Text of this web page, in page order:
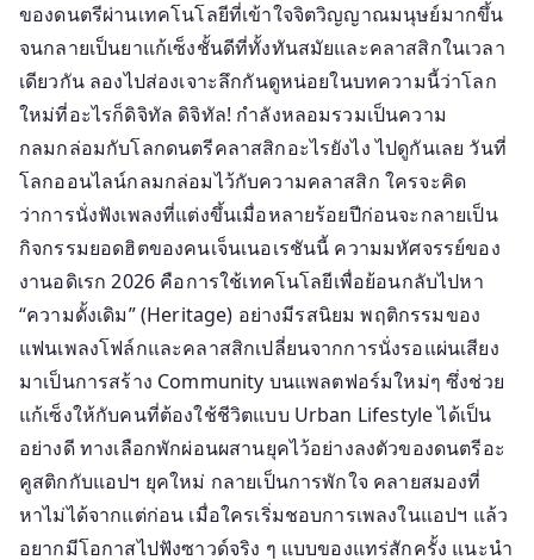
รัก
ดนตรี
คลาส
ใน
ของดนตรีผ่านเทคโนโลยีที่เข้าใจจิตวิญญาณมนุษย์มากขึ้น
จนกลายเป็นยาแก้เซ็งชั้นดีที่ทั้งทันสมัยและคลาสสิกในเวลา
เดียวกัน ลองไปส่องเจาะลึกกันดูหน่อยในบทความนี้ว่าโลก
ใหม่ที่อะไรก็ดิจิทัล ดิจิทัล! กำลังหลอมรวมเป็นความ
กลมกล่อมกับโลกดนตรีคลาสสิกอะไรยังไง ไปดูกันเลย วันที่
โลกออนไลน์กลมกล่อมไว้กับความคลาสสิก ใครจะคิด
ว่าการนั่งฟังเพลงที่แต่งขึ้นเมื่อหลายร้อยปีก่อนจะกลายเป็น
กิจกรรมยอดฮิตของคนเจ็นเนอเรชันนี้ ความมหัศจรรย์ของ
งานอดิเรก 2026 คือการใช้เทคโนโลยีเพื่อย้อนกลับไปหา
“ความดั้งเดิม” (Heritage) อย่างมีรสนิยม พฤติกรรมของ
แฟนเพลงโฟล์กและคลาสสิกเปลี่ยนจากการนั่งรอแผ่นเสียง
มาเป็นการสร้าง Community บนแพลตฟอร์มใหม่ๆ ซึ่งช่วย
แก้เซ็งให้กับคนที่ต้องใช้ชีวิตแบบ Urban Lifestyle ได้เป็น
อย่างดี ทางเลือกพักผ่อนผสานยุคไว้อย่างลงตัวของดนตรีอะ
คูสติกกับแอปฯ ยุคใหม่ กลายเป็นการพักใจ คลายสมองที่
หาไม่ได้จากแต่ก่อน เมื่อใครเริ่มชอบการเพลงในแอปฯ แล้ว
อยากมีโอกาสไปฟังซาวด์จริง ๆ แบบของแทร่สักครั้ง แนะนำ